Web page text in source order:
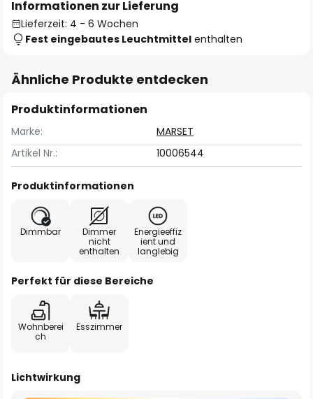
Informationen zur Lieferung
Lieferzeit: 4 - 6 Wochen
Fest eingebautes Leuchtmittel enthalten
Ähnliche Produkte entdecken
Produktinformationen
Marke:
MARSET
Artikel Nr.:
10006544
Produktinformationen
Dimmbar
Dimmer
nicht
enthalten
Energieeffiz
ient und
langlebig
Perfekt für diese Bereiche
Wohnberei
ch
Esszimmer
Lichtwirkung